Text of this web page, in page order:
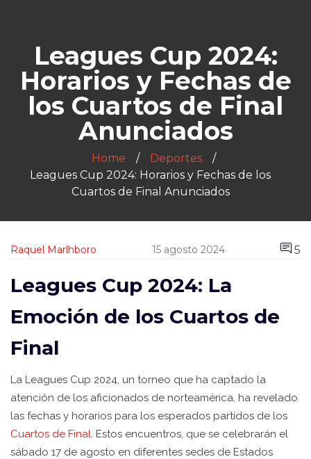
Leagues Cup 2024:
Horarios y Fechas de
los Cuartos de Final
Anunciados
Home
Deportes
Leagues Cup 2024: Horarios y Fechas de los
Cuartos de Final Anunciados
Raquel Marlhboro 15 agosto 2024 5
Leagues Cup 2024: La
Emoción de los Cuartos de
Final
La Leagues Cup 2024, un torneo que ha captado la
atención de los aficionados de norteamérica, ha revelado
las fechas y horarios para los esperados partidos de los
Cuartos de Final . Estos encuentros, que se celebrarán el
sábado 17 de agosto en diferentes sedes de Estados